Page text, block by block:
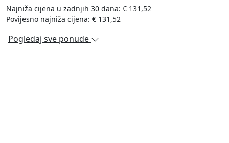
Najniža cijena u zadnjih 30 dana: € 131,52
Povijesno najniža cijena: € 131,52
Pogledaj sve ponude